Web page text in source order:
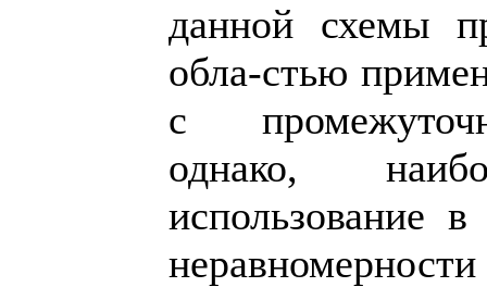
данной схемы
обла-стью
с
однако,
использование